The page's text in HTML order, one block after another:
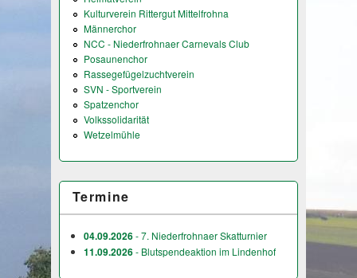
Kulturverein Rittergut Mittelfrohna
Männerchor
NCC - Niederfrohnaer Carnevals Club
Posaunenchor
Rassegefügelzuchtverein
SVN - Sportverein
Spatzenchor
Volkssolidarität
Wetzelmühle
Termine
04.09.2026- 7. Niederfrohnaer Skatturnier
11.09.2026- Blutspendeaktion im Lindenhof